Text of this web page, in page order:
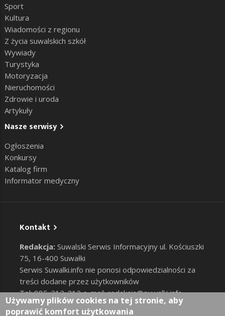
Sport
Kultura
Wiadomości z regionu
Z życia suwalskich szkół
Wywiady
Turystyka
Motoryzacja
Nieruchomości
Zdrowie i uroda
Artykuły
Nasze serwisy
Ogłoszenia
Konkursy
Katalog firm
Informator medyczny
Kontakt
Redakcja: Suwalski Serwis Informacyjny ul. Kościuszki
75, 16-400 Suwałki
Serwis Suwalki.info nie ponosi odpowiedzialności za
treści dodane przez użytkowników
Tel: 885-212-212 e-mail:redakcja@suwalki.info,
reklama@suwalki.info
Używamy plików cookies na tej stronie, aby
poprawić komfort użytkowania